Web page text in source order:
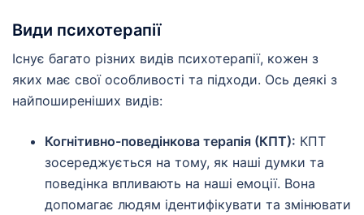
Види психотерапії
Існує багато різних видів психотерапії, кожен з
яких має свої особливості та підходи. Ось деякі з
найпоширеніших видів:
Когнітивно-поведінкова терапія (КПТ): КПТ
зосереджується на тому, як наші думки та
поведінка впливають на наші емоції. Вона
допомагає людям ідентифікувати та змінювати